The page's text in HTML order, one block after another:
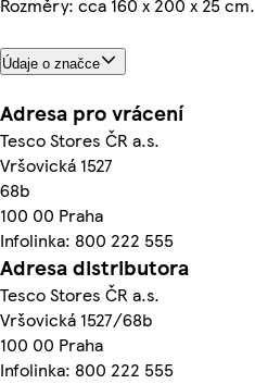
Rozměry: cca 160 x 200 x 25 cm.
Údaje o značce
Adresa pro vrácení
Tesco Stores ČR a.s.
Vršovická 1527
68b
100 00 Praha
Infolinka: 800 222 555
Adresa distributora
Tesco Stores ČR a.s.
Vršovická 1527/68b
100 00 Praha
Infolinka: 800 222 555